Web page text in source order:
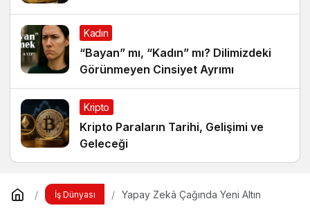
Kadın
“Bayan” mı, “Kadın” mı? Dilimizdeki
Görünmeyen Cinsiyet Ayrımı
Kripto
Kripto Paraların Tarihi, Gelişimi ve
Geleceği
İş Dünyası Yapay Zekâ Çağında Yeni Altın